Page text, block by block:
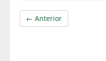
← Anterior